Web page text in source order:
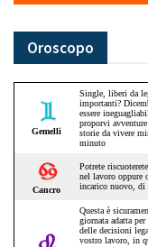
Oroscopo